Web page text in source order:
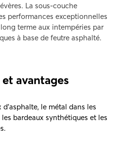
La sous-couche
performances exceptionnelles
terme aux intempéries par
à base de feutre asphalté.
avantages
le métal dans les
bardeaux synthétiques et les